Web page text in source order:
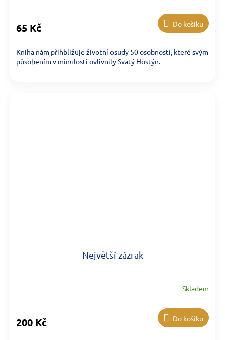
65 Kč Do košíku
Kniha nám přihbližuje životní osudy 50 osobností, které svým
působením v minulosti ovlivnily Svatý Hostýn.
Největší zázrak
Skladem
200 Kč Do košíku